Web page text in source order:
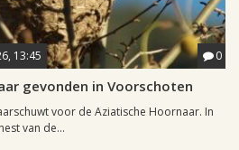
13:45 0
gevonden in Voorschoten
voor de Aziatische Hoornaar. In
van de...